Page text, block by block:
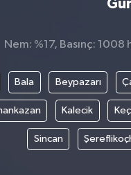
Nem: %17, Basınç:
Bala Beypazarı
Kalecik
Sincan